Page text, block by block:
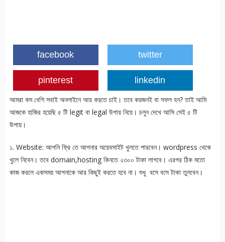
facebook twitter
pinterest linkedin
আমরা কম বেশি সবাই অনলাইনে আয় করতে চাই। তবে কয়জনই বা সফল হন? তাই আমি
আজকে হাজির হয়েছি ৫ টি legit বা legal উপায় নিয়ে। চলুন দেখে আসি সেই ৫ টি
উপায়।
১. Website: আপনি ফ্রি তে আপনার অয়েবসাইট খুলতে পারবেন। wordpress থেকে
খুলে নিবেন। তবে domain,hosting কিনতে ২৩০০ টাকা লাগবে। এরপর ঠিক মতো
কাজ করলে একসময় আপনাকে আর কিছুই করতে হবে না। শুধু বসে বসে টাকা তুলবেন।